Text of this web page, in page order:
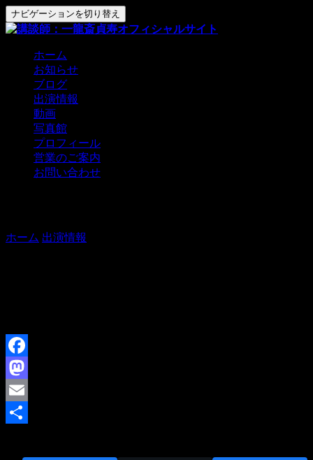
ナビゲーションを切り替え
ホーム
お知らせ
ブログ
出演情報
動画
写真館
プロフィール
営業のご案内
お問い合わせ
ホーム 出演情報
Facebook
Mastodon
Email